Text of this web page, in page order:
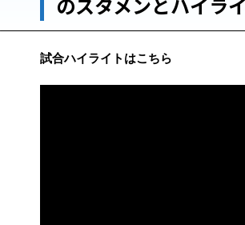
試合ハイライトはこちら